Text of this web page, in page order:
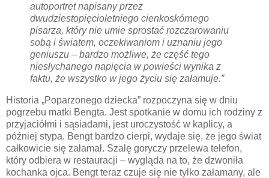
autoportret napisany przez
dwudziestopięcioletniego cienkoskórnego
pisarza, który nie umie sprostać rozczarowaniu
sobą i światem, oczekiwaniom i uznaniu jego
geniuszu – bardzo możliwe, że część tego
niesłychanego napięcia w powieści wynika z
faktu, że wszystko w jego życiu się załamuje.”
Historia „Poparzonego dziecka” rozpoczyna się w dniu
pogrzebu matki Bengta. Jest spotkanie w domu ich rodziny z
przyjaciółmi i sąsiadami, jest uroczystość w kaplicy, a
później stypa. Bengt bardzo cierpi, wydaje się, że jego świat
całkowicie się załamał. Szalę goryczy przelewa telefon,
który odbiera w restauracji – wygląda na to, że dzwoniła
kochanka ojca. Bengt teraz czuje się nie tylko załamany, ale